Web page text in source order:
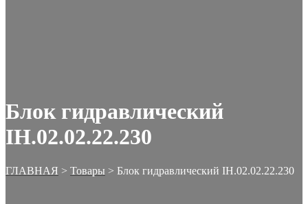
Блок гидравлический
IH.02.02.22.230
ГЛАВНАЯ > Товары > Блок гидравлический IH.02.02.22.230